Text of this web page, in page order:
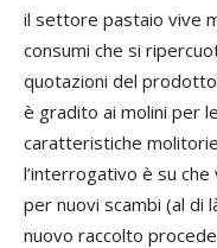
il settore pastaio vive
consumi che si
quotazioni del
è gradito ai molini per
caratteristiche
l’interrogativo è su
per nuovi scambi (al di
nuovo raccolto